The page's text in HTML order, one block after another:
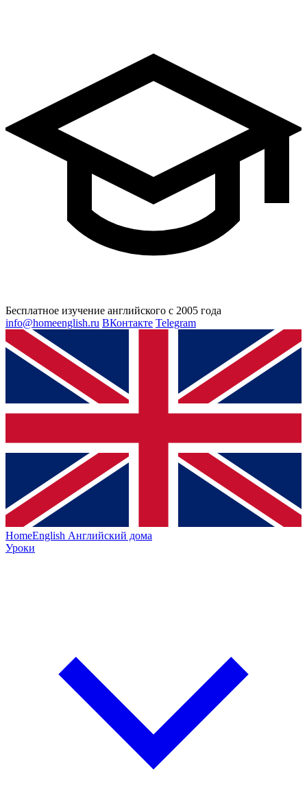
Бесплатное изучение английского с 2005 года
info@homeenglish.ru ВКонтакте Telegram
HomeEnglish Английский дома
Уроки